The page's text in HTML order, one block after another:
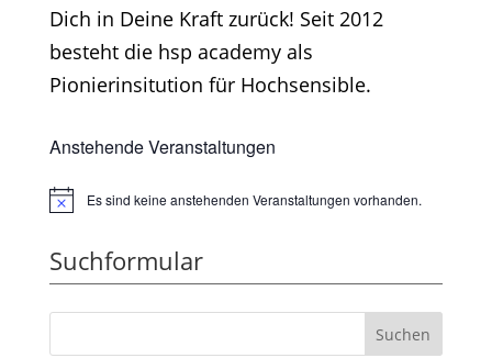
Dich in Deine Kraft zurück! Seit 2012
besteht die hsp academy als
Pionierinsitution für Hochsensible.
Anstehende Veranstaltungen
HinweisEs sind keine anstehenden Veranstaltungen vorhanden.
Suchformular